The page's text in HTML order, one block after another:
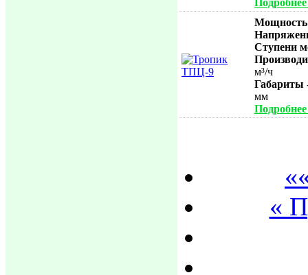
Мощность
Ступени
м³/ч
Габариты
мм
«